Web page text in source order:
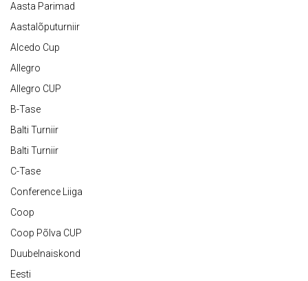
Aasta Parimad
Aastalõputurniir
Alcedo Cup
Allegro
Allegro CUP
B-Tase
Balti Turniir
Balti Turniir
C-Tase
Conference Liiga
Coop
Coop Põlva CUP
Duubelnaiskond
Eesti